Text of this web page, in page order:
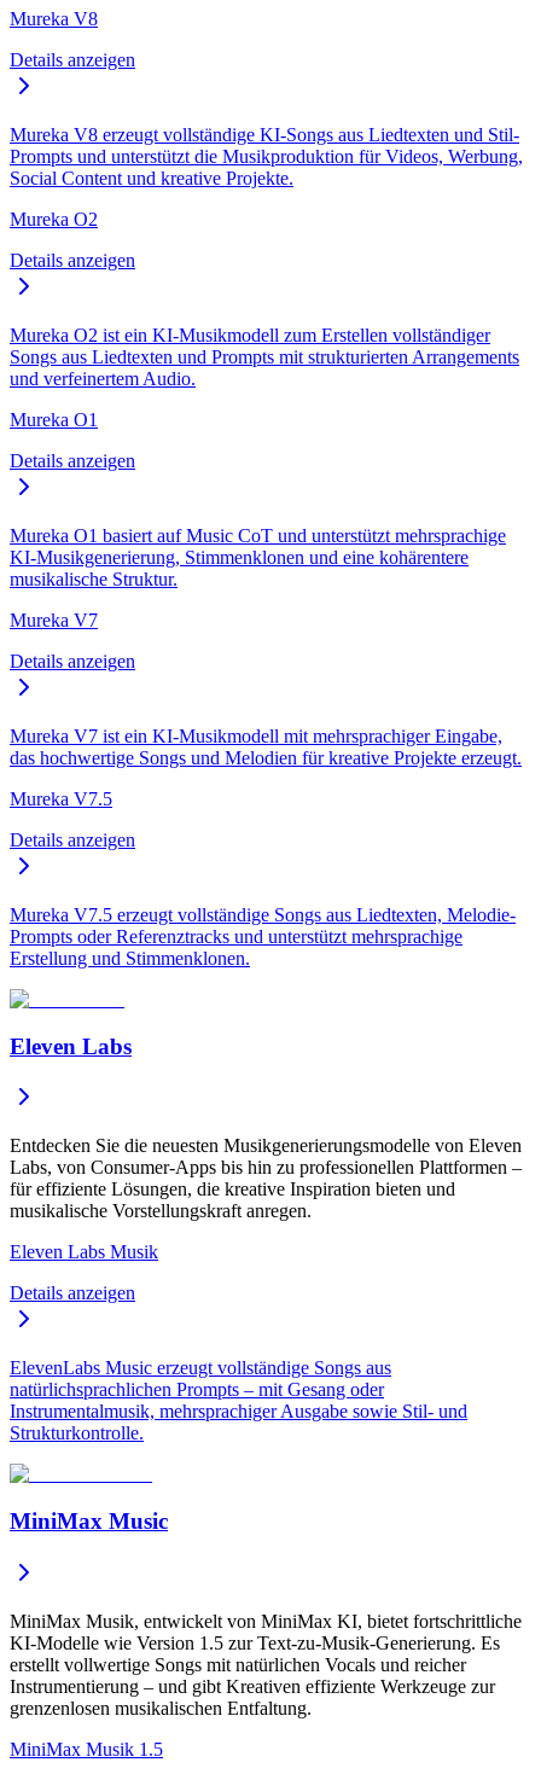
Mureka V8
Details anzeigen
Mureka V8 erzeugt vollständige KI-Songs aus Liedtexten und Stil-
Prompts und unterstützt die Musikproduktion für Videos, Werbung,
Social Content und kreative Projekte.
Mureka O2
Details anzeigen
Mureka O2 ist ein KI-Musikmodell zum Erstellen vollständiger
Songs aus Liedtexten und Prompts mit strukturierten Arrangements
und verfeinertem Audio.
Mureka O1
Details anzeigen
Mureka O1 basiert auf Music CoT und unterstützt mehrsprachige
KI-Musikgenerierung, Stimmenklonen und eine kohärentere
musikalische Struktur.
Mureka V7
Details anzeigen
Mureka V7 ist ein KI-Musikmodell mit mehrsprachiger Eingabe,
das hochwertige Songs und Melodien für kreative Projekte erzeugt.
Mureka V7.5
Details anzeigen
Mureka V7.5 erzeugt vollständige Songs aus Liedtexten, Melodie-
Prompts oder Referenztracks und unterstützt mehrsprachige
Erstellung und Stimmenklonen.
Eleven Labs
Entdecken Sie die neuesten Musikgenerierungsmodelle von Eleven
Labs, von Consumer-Apps bis hin zu professionellen Plattformen –
für effiziente Lösungen, die kreative Inspiration bieten und
musikalische Vorstellungskraft anregen.
Eleven Labs Musik
Details anzeigen
ElevenLabs Music erzeugt vollständige Songs aus
natürlichsprachlichen Prompts – mit Gesang oder
Instrumentalmusik, mehrsprachiger Ausgabe sowie Stil- und
Strukturkontrolle.
MiniMax Music
MiniMax Musik, entwickelt von MiniMax KI, bietet fortschrittliche
KI-Modelle wie Version 1.5 zur Text-zu-Musik-Generierung. Es
erstellt vollwertige Songs mit natürlichen Vocals und reicher
Instrumentierung – und gibt Kreativen effiziente Werkzeuge zur
grenzenlosen musikalischen Entfaltung.
MiniMax Musik 1.5